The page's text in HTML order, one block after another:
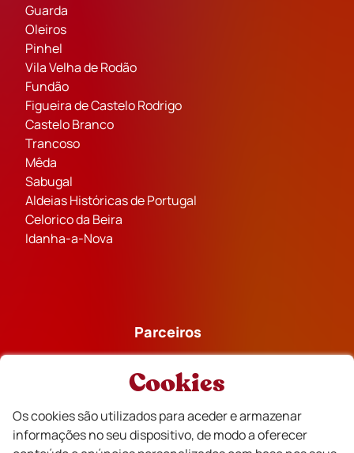
Guarda
Oleiros
Pinhel
Vila Velha de Rodão
Fundão
Figueira de Castelo Rodrigo
Castelo Branco
Trancoso
Mêda
Sabugal
Aldeias Históricas de Portugal
Celorico da Beira
Idanha-a-Nova
Parceiros
Financiado
Cookies
Os cookies são utilizados para aceder e armazenar
informações no seu dispositivo, de modo a oferecer